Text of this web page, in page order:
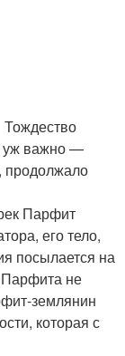
Тождество
уж важно —
продолжало
Парфит
его тело,
посылается на
Парфита не
землянин
которая с